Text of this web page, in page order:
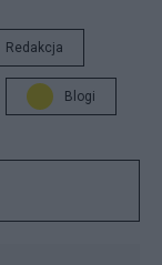
Redakcja
Blogi